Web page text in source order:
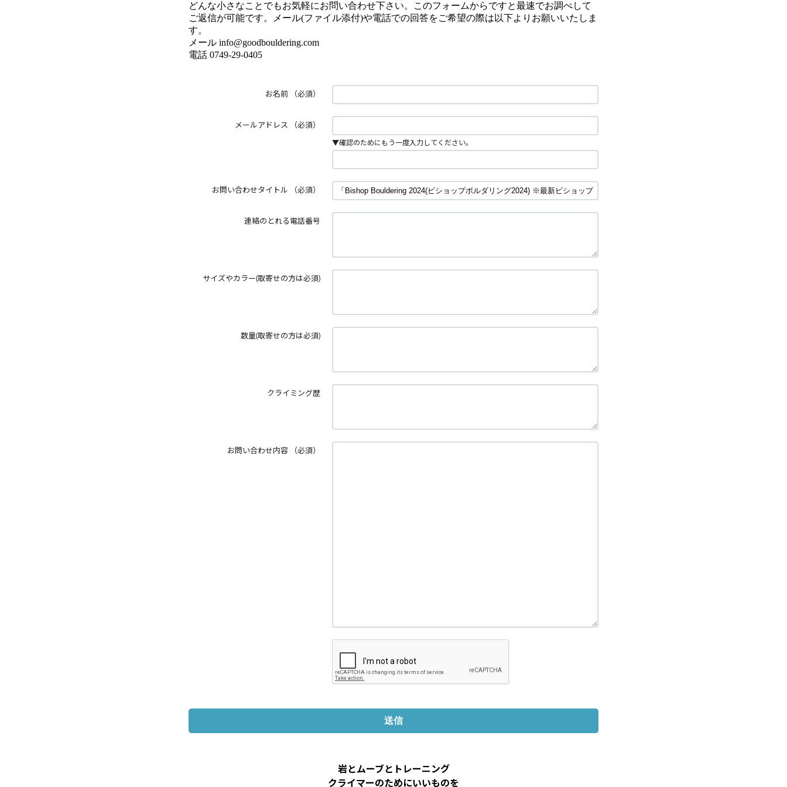
どんな小さなことでもお気軽にお問い合わせ下さい。このフォームからですと最速でお調べして
ご返信が可能です。メール(ファイル添付)や電話での回答をご希望の際は以下よりお願いいたしま
す。
メール info@goodbouldering.com
電話 0749-29-0405
お名前 （必須）
メールアドレス （必須）
▼確認のためにもう一度入力してください。
お問い合わせタイトル （必須）
連絡のとれる電話番号
サイズやカラー(取寄せの方は必須)
数量(取寄せの方は必須)
クライミング歴
お問い合わせ内容 （必須）
岩とムーブとトレーニング
クライマーのためにいいものを